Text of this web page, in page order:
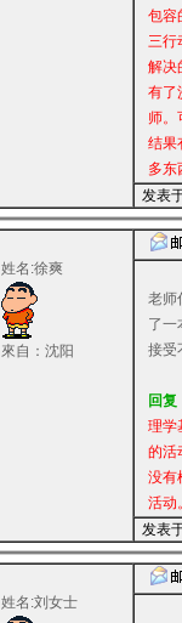
包容
三行
解决
有了
师。
结果
多东
发表
姓名:徐爽
來自：沈阳
老师
了一
接受
回复
理学
的活
没有
活动
发表
姓名:刘女士